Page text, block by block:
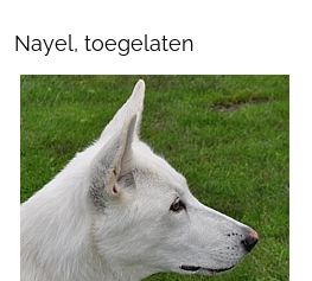
Nayel, toegelaten